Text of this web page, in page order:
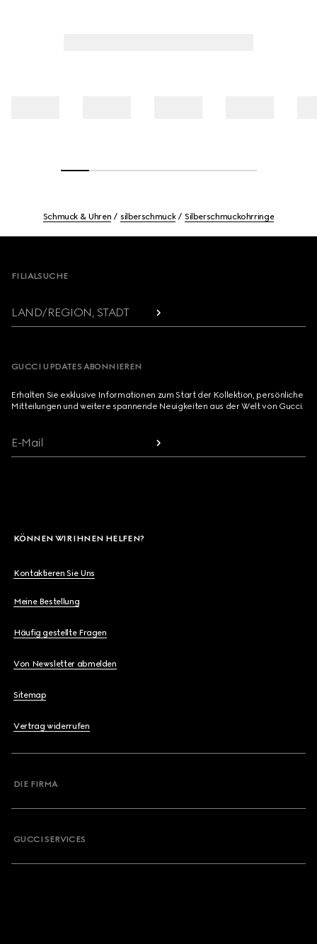
Schmuck & Uhren silberschmuck Silberschmuckohrringe
FILIALSUCHE
LAND/REGION, STADT
GUCCI UPDATES ABONNIEREN
Erhalten Sie exklusive Informationen zum Start der Kollektion, persönliche
Mitteilungen und weitere spannende Neuigkeiten aus der Welt von Gucci.
E-Mail
KÖNNEN WIR IHNEN HELFEN?
Kontaktieren Sie Uns
Meine Bestellung
Häufig gestellte Fragen
Von Newsletter abmelden
Sitemap
Vertrag widerrufen
DIE FIRMA
GUCCI SERVICES